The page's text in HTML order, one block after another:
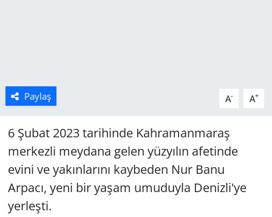
Paylaş A- A+
6 Şubat 2023 tarihinde Kahramanmaraş
merkezli meydana gelen yüzyılın afetinde
evini ve yakınlarını kaybeden Nur Banu
Arpacı, yeni bir yaşam umuduyla Denizli'ye
yerleşti.